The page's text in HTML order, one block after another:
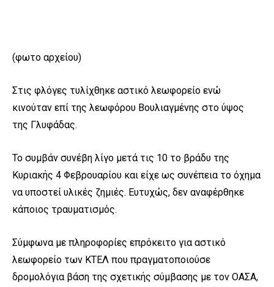
(φωτο αρχείου)
Στις φλόγες τυλίχθηκε αστικό λεωφορείο ενώ
κινούταν επί της λεωφόρου Βουλιαγμένης στο ύψος
της Γλυφάδας.
Το συμβάν συνέβη λίγο μετά τις 10 το βράδυ της
Κυριακής 4 Φεβρουαρίου και είχε ως συνέπεια το όχημα
να υποστεί υλικές ζημιές. Ευτυχώς, δεν αναφέρθηκε
κάποιος τραυματισμός.
Σύμφωνα με πληροφορίες επρόκειτο για αστικό
λεωφορείο των ΚΤΕΛ που πραγματοποιούσε
δρομολόγια βάση της σχετικής σύμβασης με τον ΟΑΣΑ,